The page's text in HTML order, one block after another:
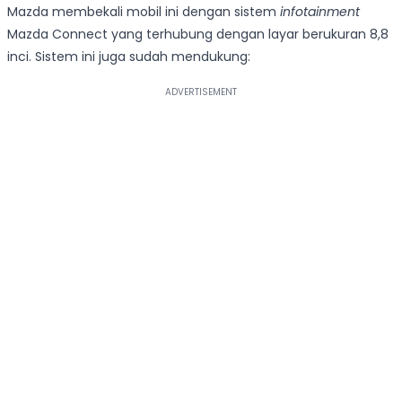
Mazda membekali mobil ini dengan sistem infotainment
Mazda Connect yang terhubung dengan layar berukuran 8,8
inci. Sistem ini juga sudah mendukung: